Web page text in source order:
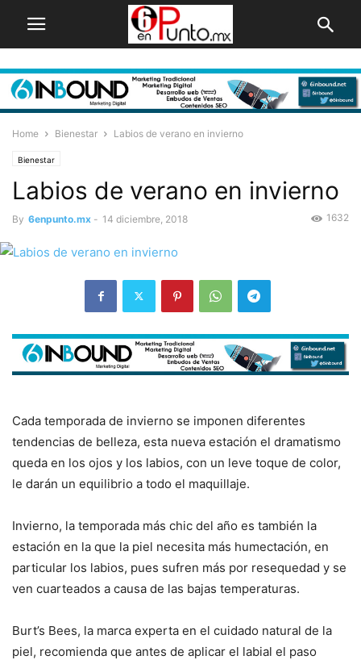
Home Bienestar Labios de verano en invierno
Bienestar
Labios de verano en invierno
By 6enpunto.mx - 14 diciembre, 2018 1632
Cada temporada de invierno se imponen diferentes
tendencias de belleza, esta nueva estación el dramatismo
queda en los ojos y los labios, con un leve toque de color,
le darán un equilibrio a todo el maquillaje.
Invierno, la temporada más chic del año es también la
estación en la que la piel necesita más humectación, en
particular los labios, pues sufren más por resequedad y se
ven cuarteados a causa de las bajas temperaturas.
Burt’s Bees, la marca experta en el cuidado natural de la
piel, recomienda que antes de aplicar el labial el paso